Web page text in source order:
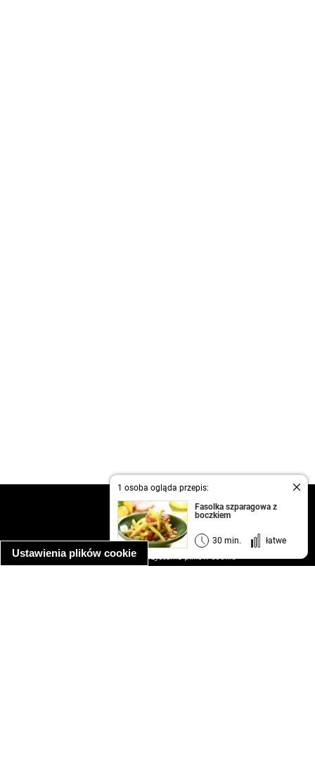
Ustawienia plików cookie
1 osoba ogląda przepis:
Fasolka szparagowa z
boczkiem
30 min. łatwe
kontakt
regulamin
informacja o prywatności
informacja o wykorzystaniu plików cookie